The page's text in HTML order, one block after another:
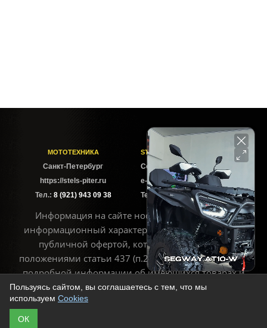
МОТОТЕХНИКА
Cанкт-Петербург
https://stels-piter.ru
Тел.: 8 (921) 943 09 38
STELS-PITER СОФИЙСКАЯ
Софийская ул. 6Б
e-mail: sales@stels-piter.ru
Тел.:8 (921) 943 09 38
Информация на сайте носит исключительно
информационный характер и не может считаться
публичной офертой, которая определяется
положениями статьи 437 (п.2) ГК РФ. Для получения
подробной информации об имеющихся товарах и
ценах воспользуйтесь контактами, указанными на
Пользуясь сайтом, вы соглашаетесь с тем, что мы
используем Cookies
ОК